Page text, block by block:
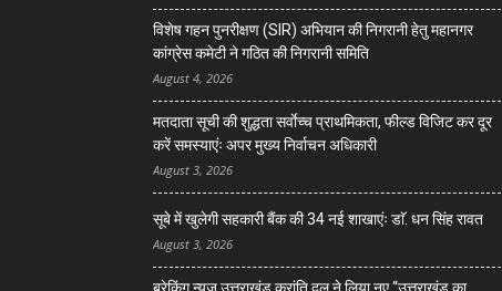
विशेष गहन पुनरीक्षण (SIR) अभियान की निगरानी हेतु महानगर
कांग्रेस कमेटी ने गठित की निगरानी समिति
August 4, 2026
मतदाता सूची की शुद्धता सर्वाेच्च प्राथमिकता, फील्ड विजिट कर दूर
करें समस्याएंः अपर मुख्य निर्वाचन अधिकारी
August 3, 2026
सूबे में खुलेगी सहकारी बैंक की 34 नई शाखाएंः डाॅ. धन सिंह रावत
August 3, 2026